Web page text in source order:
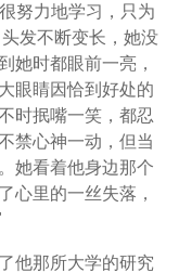
努力地学习 ，只为
发不断变长，她没
她时都眼前一亮，
眼睛因恰到好处的
时抿嘴一笑，都忍
禁心神一动，但当
她看着他身边那个
心里的一丝失落，
他那所大学的研究